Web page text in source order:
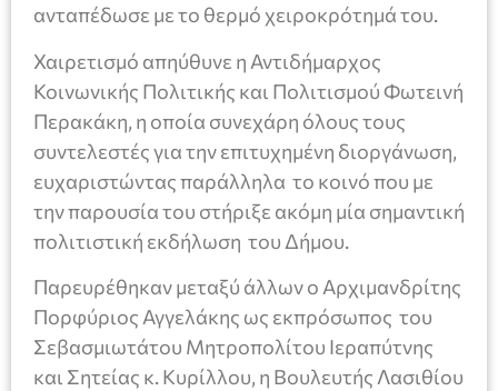
ανταπέδωσε με το θερμό χειροκρότημά του.
Χαιρετισμό απηύθυνε η Αντιδήμαρχος
Κοινωνικής Πολιτικής και Πολιτισμού Φωτεινή
Περακάκη, η οποία συνεχάρη όλους τους
συντελεστές για την επιτυχημένη διοργάνωση,
ευχαριστώντας παράλληλα το κοινό που με
την παρουσία του στήριξε ακόμη μία σημαντική
πολιτιστική εκδήλωση του Δήμου.
Παρευρέθηκαν μεταξύ άλλων ο Αρχιμανδρίτης
Πορφύριος Αγγελάκης ως εκπρόσωπος του
Σεβασμιωτάτου Μητροπολίτου Ιεραπύτνης
και Σητείας κ. Κυρίλλου, η Βουλευτής Λασιθίου